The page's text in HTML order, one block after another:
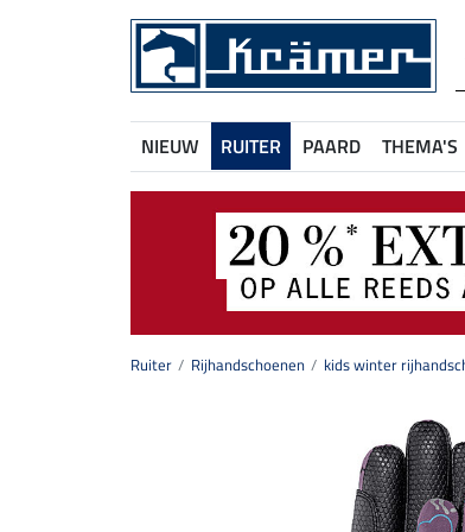
NIEUW RUITER PAARD THEMA'S
Ruiter Rijhandschoenen kids winter